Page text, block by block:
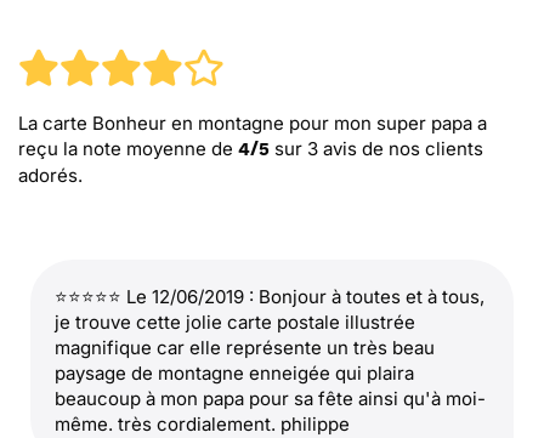
La carte Bonheur en montagne pour mon super papa a
reçu la note moyenne de 4/5 sur 3 avis de nos clients
adorés.
⭐⭐⭐⭐⭐ Le 12/06/2019 : Bonjour à toutes et à tous,
je trouve cette jolie carte postale illustrée
magnifique car elle représente un très beau
paysage de montagne enneigée qui plaira
beaucoup à mon papa pour sa fête ainsi qu'à moi-
même. très cordialement. philippe